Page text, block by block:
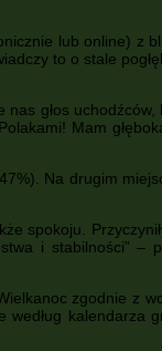
lub online) z
to o stale
głos
Mam
Na drugim
spokoju.
i stabilności” –
zgodnie z
kalendarza